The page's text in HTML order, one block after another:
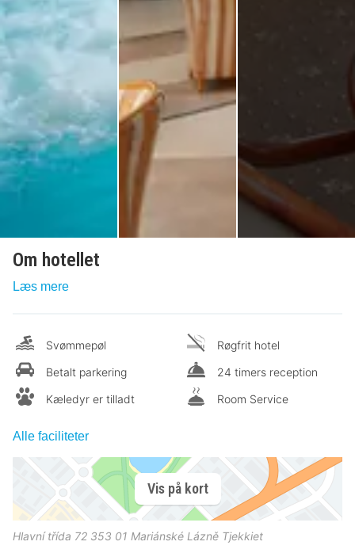
Om hotellet
Læs mere
Svømmepøl
Betalt parkering
Kæledyr er tilladt
Røgfrit hotel
24 timers reception
Room Service
Alle faciliteter
Vis på kort
Hlavní třída 72 353 01 Mariánské Lázně Tjekkiet